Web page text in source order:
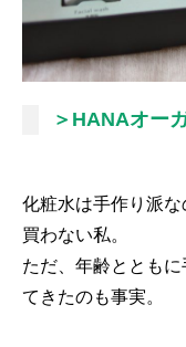
＞HANAオー
化粧水は手作り派
買わない私。
ただ、年齢ととも
てきたのも事実。